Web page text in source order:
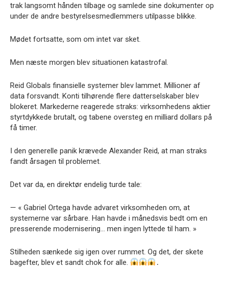
trak langsomt hånden tilbage og samlede sine dokumenter op
under de andre bestyrelsesmedlemmers utilpasse blikke.
Mødet fortsatte, som om intet var sket.
Men næste morgen blev situationen katastrofal.
Reid Globals finansielle systemer blev lammet. Millioner af
data forsvandt. Konti tilhørende flere datterselskaber blev
blokeret. Markederne reagerede straks: virksomhedens aktier
styrtdykkede brutalt, og tabene oversteg en milliard dollars på
få timer.
I den generelle panik krævede Alexander Reid, at man straks
fandt årsagen til problemet.
Det var da, en direktør endelig turde tale:
— « Gabriel Ortega havde advaret virksomheden om, at
systemerne var sårbare. Han havde i månedsvis bedt om en
presserende modernisering… men ingen lyttede til ham. »
Stilheden sænkede sig igen over rummet. Og det, der skete
bagefter, blev et sandt chok for alle.
․